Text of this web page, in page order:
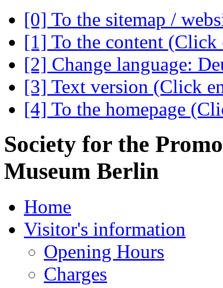
[0] To the sitemap /
[1] To the content (Click
[2] Change language:
[3] Text version (Click
[4] To the homepage
Society for the
Museum Berlin
Home
Visitor's information
Opening Hours
Charges